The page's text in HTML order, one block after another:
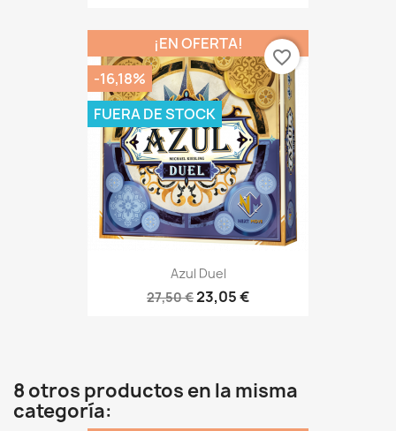
Azul Duel
27,50 €23,05 €
¡EN OFERTA!
-16,18%
FUERA DE STOCK
favorite_border
8 otros productos en la misma
categoría: